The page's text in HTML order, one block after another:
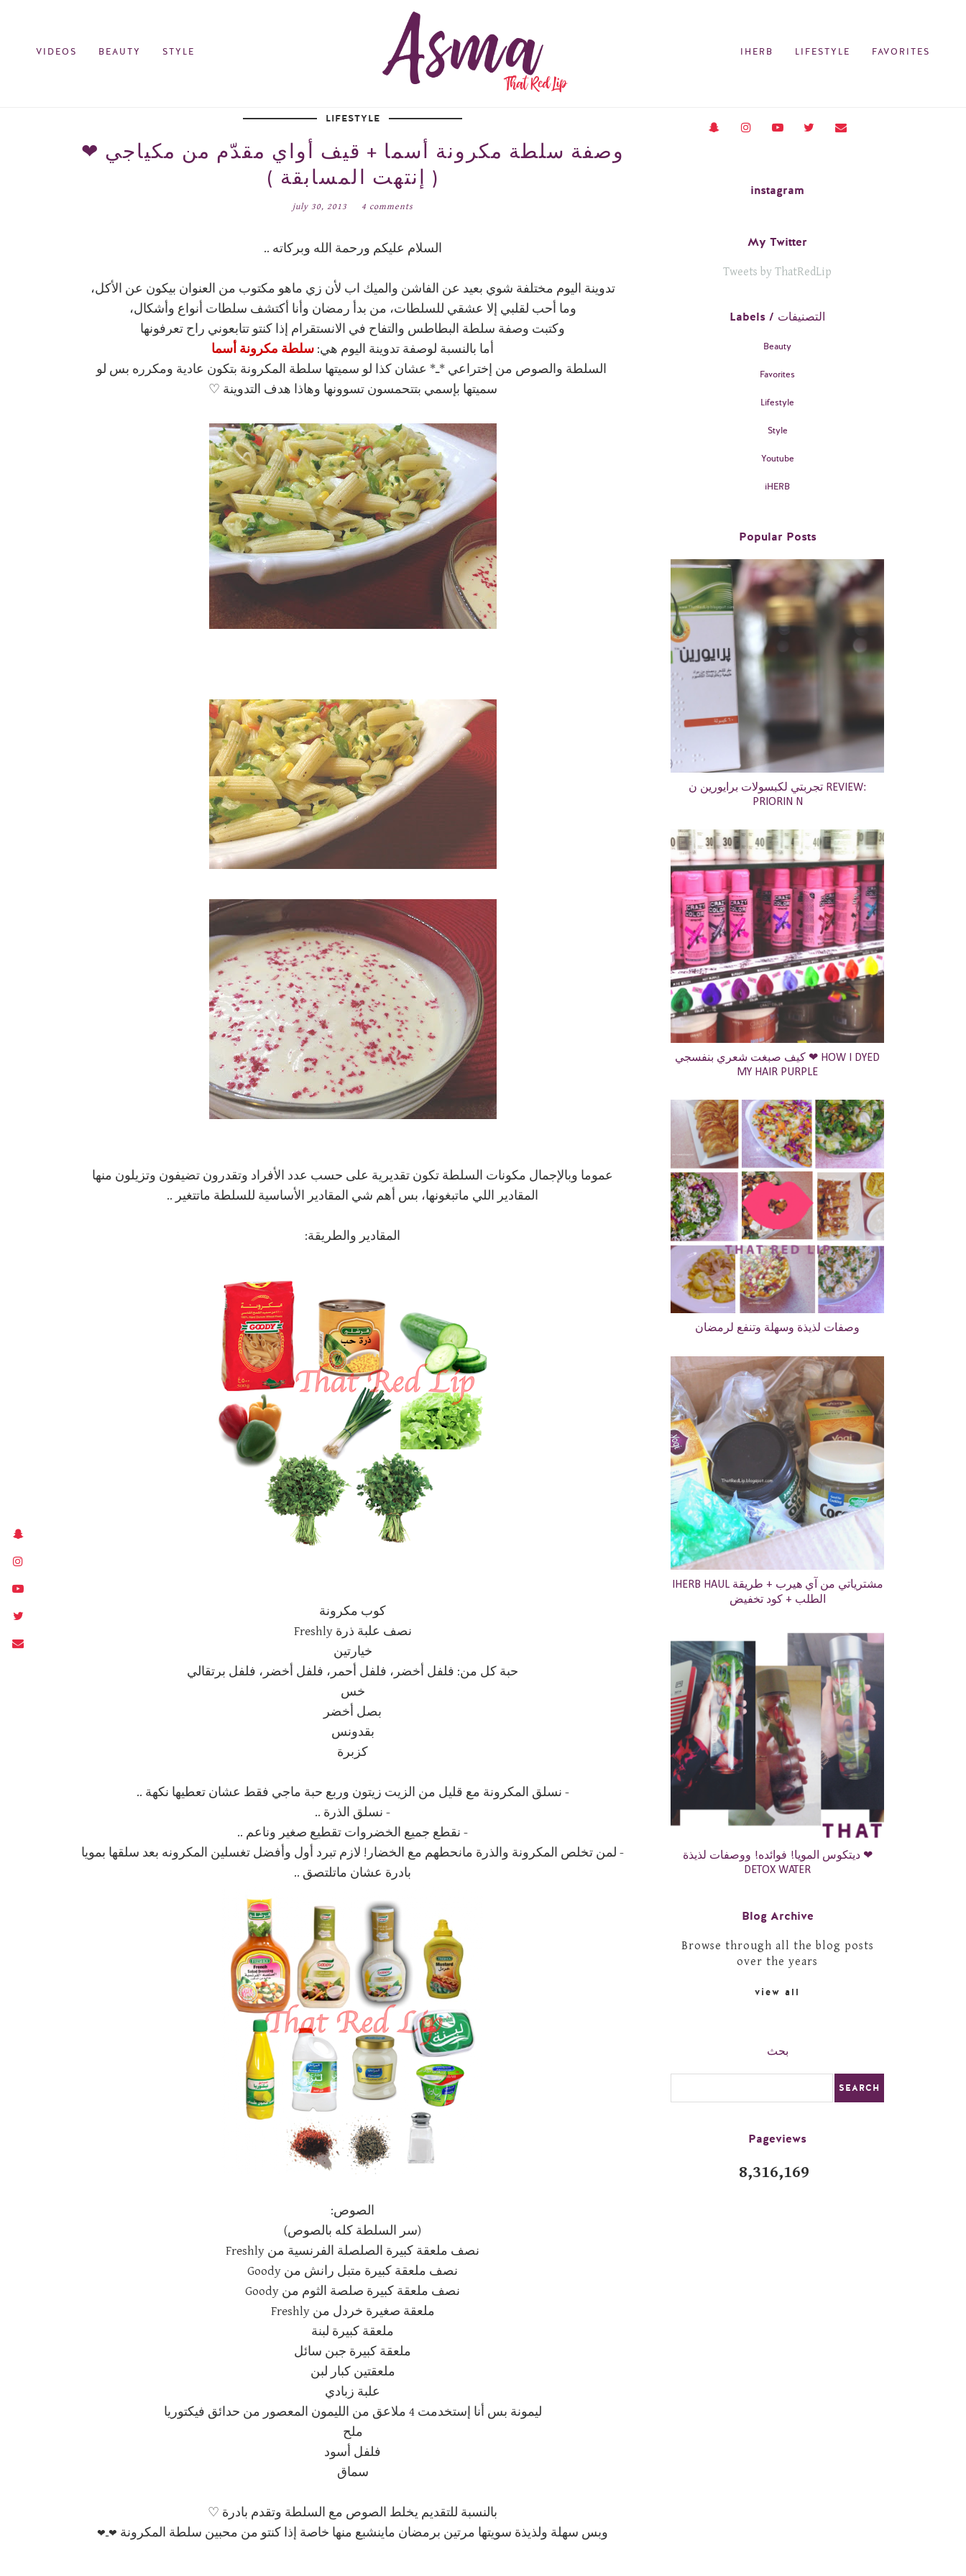
VIDEOS BEAUTY STYLE IHERB LIFESTYLE FAVORITES
LIFESTYLE
وصفة سلطة مكرونة أسما + قيف أواي مقدّم من مكياجي ❤
( إنتهت المسابقة )
july 30, 2013 4 comments
السلام عليكم ورحمة الله وبركاته ..
تدوينة اليوم مختلفة شوي بعيد عن الفاشن والميك اب لأن زي ماهو مكتوب من العنوان بيكون عن الأكل،
وما أحب لقلبي إلا عشقي للسلطات، من بدأ رمضان وأنا أكتشف سلطات أنواع وأشكال،
وكتبت وصفة سلطة البطاطس والتفاح في الانستقرام إذا كنتو تتابعوني راح تعرفونها
أما بالنسبة لوصفة تدوينة اليوم هي: سلطة مكرونة أسما
السلطة والصوص من إختراعي *ـ* عشان كذا لو سميتها سلطة المكرونة بتكون عادية ومكرره بس لو
سميتها بإسمي بتتحمسون تسوونها وهاذا هدف التدوينة ♡
عموما وبالإجمال مكونات السلطة تكون تقديرية على حسب عدد الأفراد وتقدرون تضيفون وتزيلون منها
المقادير اللي ماتبغونها، بس أهم شي المقادير الأساسية للسلطة ماتتغير ..
المقادير والطريقة:
كوب مكرونة
نصف علبة ذرة Freshly
خيارتين
حبة كل من: فلفل أخضر، فلفل أحمر، فلفل أخضر، فلفل برتقالي
خس
بصل أخضر
بقدونس
كزبرة
- نسلق المكرونة مع قليل من الزيت زيتون وربع حبة ماجي فقط عشان تعطيها نكهة ..
- نسلق الذرة ..
- نقطع جميع الخضروات تقطيع صغير وناعم ..
- لمن تخلص المكرونة والذرة مانحطهم مع الخضار! لازم تبرد أول وأفضل تغسلين المكرونه بعد سلقها بمويا
بادرة عشان ماتلتصق ..
الصوص:
(سر السلطة كله بالصوص)
نصف ملعقة كبيرة الصلصلة الفرنسية من Freshly
نصف ملعقة كبيرة متبل رانش من Goody
نصف ملعقة كبيرة صلصة الثوم من Goody
ملعقة صغيرة خردل من Freshly
ملعقة كبيرة لبنة
ملعقة كبيرة جبن سائل
ملعقتين كبار لبن
علبة زبادي
ليمونة بس أنا إستخدمت 4 ملاعق من الليمون المعصور من حدائق فيكتوريا
ملح
فلفل أسود
سماق
بالنسبة للتقديم يخلط الصوص مع السلطة وتقدم بادرة ♡
وبس سهلة ولذيذة سويتها مرتين برمضان ماينشبع منها خاصة إذا كنتو من محبين سلطة المكرونة ❤ـ❤
instagram
My Twitter
Tweets by ThatRedLip
Labels / التصنيفات
Beauty
Favorites
Lifestyle
Style
Youtube
iHERB
Popular Posts
تجربتي لكبسولات برايورين ن REVIEW:
PRIORIN N
كيف صبغت شعري بنفسجي ❤ HOW I DYED
MY HAIR PURPLE
وصفات لذيذة وسهلة وتنفع لرمضان
IHERB HAUL مشترياتي من آي هيرب + طريقة
الطلب + كود تخفيض
ديتكوس المويا! فوائده! ووصفات لذيذة ❤
DETOX WATER
Blog Archive
Browse through all the blog posts
over the years
view all
بحث
Pageviews
8,316,169